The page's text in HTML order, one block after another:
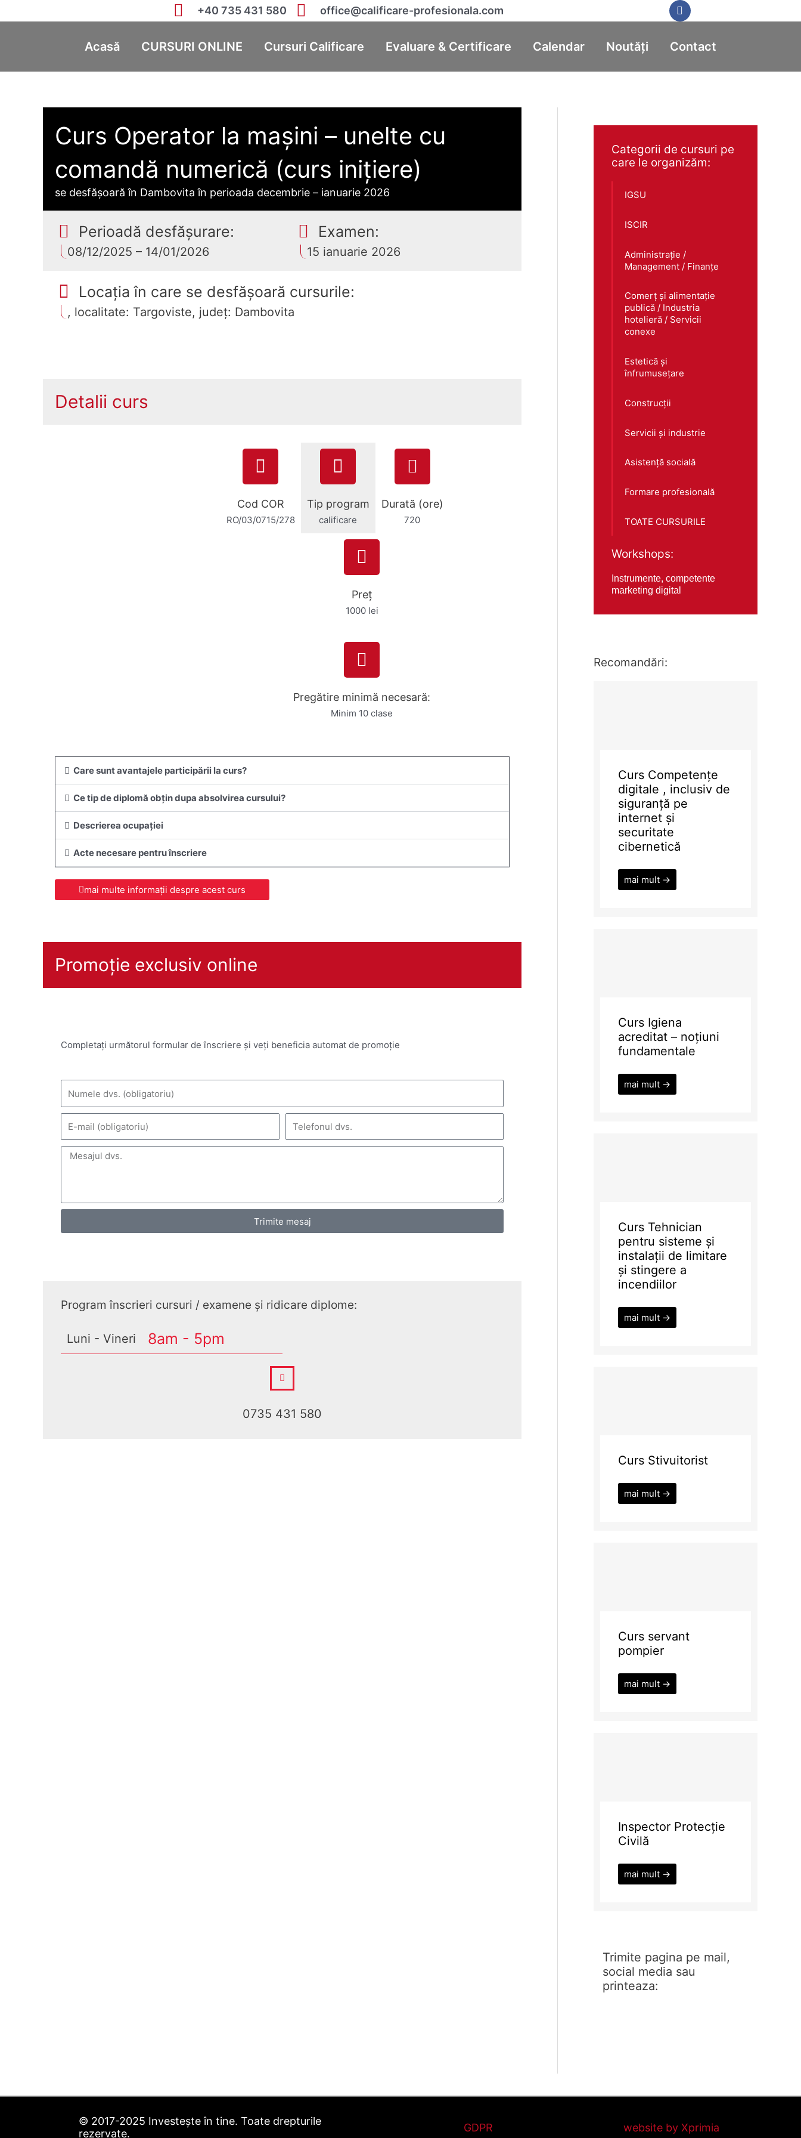
+40 735 431 580 office@calificare-profesionala.com
Acasă CURSURI ONLINE Cursuri Calificare Evaluare & Certificare Calendar Noutăți Contact
Curs Operator la mașini – unelte cu
comandă numerică (curs inițiere)
se desfășoară în Dambovita în perioada decembrie – ianuarie 2026
Perioadă desfășurare:
08/12/2025 – 14/01/2026
Examen:
15 ianuarie 2026
Locația în care se desfășoară cursurile:
, localitate: Targoviste, județ: Dambovita
Detalii curs
Cod COR
RO/03/0715/278
Tip program
calificare
Durată (ore)
720
Preț
1000 lei
Pregătire minimă necesară:
Minim 10 clase
Care sunt avantajele participării la curs?
Ce tip de diplomă obţin dupa absolvirea cursului?
Descrierea ocupației
Acte necesare pentru înscriere
mai multe informații despre acest curs
Promoție exclusiv online
Completați următorul formular de înscriere și veți beneficia automat de promoție
Trimite mesaj
Program înscrieri cursuri / examene și ridicare diplome:
Luni - Vineri 8am - 5pm
0735 431 580
Categorii de cursuri pe
care le organizăm:
IGSU
ISCIR
Administrație /
Management / Finanțe
Comerț și alimentație
publică / Industria
hotelieră / Servicii
conexe
Estetică și
înfrumusețare
Construcții
Servicii și industrie
Asistență socială
Formare profesională
TOATE CURSURILE
Workshops:
Instrumente, competente
marketing digital
Recomandări:
Curs Competențe
digitale , inclusiv de
siguranță pe
internet și
securitate
cibernetică
mai mult →
Curs Igiena
acreditat – noțiuni
fundamentale
mai mult →
Curs Tehnician
pentru sisteme și
instalații de limitare
și stingere a
incendiilor
mai mult →
Curs Stivuitorist
mai mult →
Curs servant
pompier
mai mult →
Inspector Protecție
Civilă
mai mult →
Trimite pagina pe mail,
social media sau
printeaza:
© 2017-2025 Investește în tine. Toate drepturile
rezervate.
GDPR website by Xprimia